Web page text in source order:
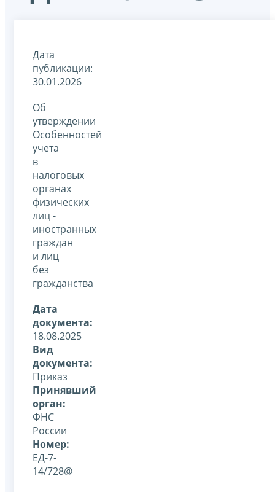
Дата
публикации:
30.01.2026
Об
утверждении
Особенностей
учета
в
налоговых
органах
физических
лиц -
иностранных
граждан
и лиц
без
гражданства
Дата
документа:
18.08.2025
Вид
документа:
Приказ
Принявший
орган:
ФНС
России
Номер:
ЕД-7-
14/728@